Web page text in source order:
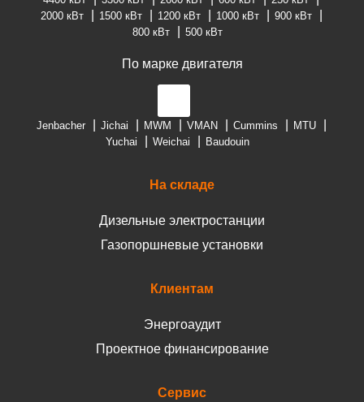
2000 кВт
1500 кВт 1200 кВт 1000 кВт
900 кВт
800 кВт
500 кВт
По марке двигателя
Jenbacher Jichai MWM VMAN Cummins
MTU
Yuchai
Weichai Baudouin
На складе
Дизельные электростанции
Газопоршневые установки
Клиентам
Энергоаудит
Проектное финансирование
Сервис